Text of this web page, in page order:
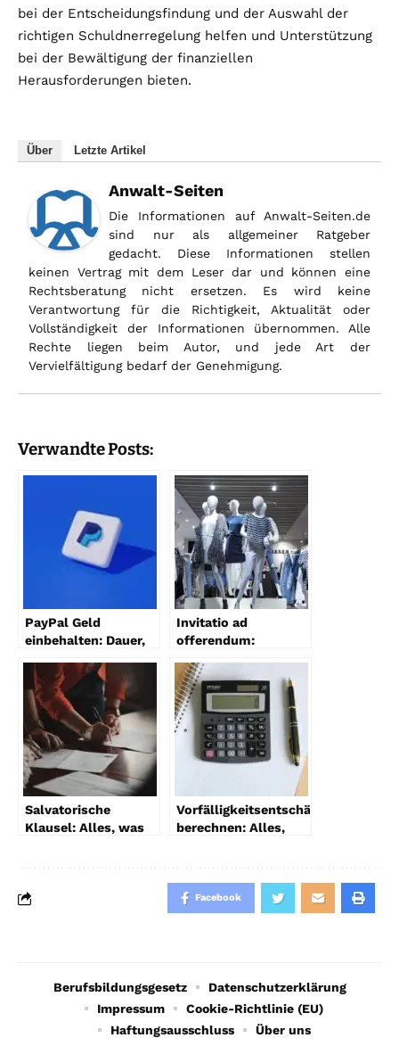
bei der Entscheidungsfindung und der Auswahl der
richtigen Schuldnerregelung helfen und Unterstützung
bei der Bewältigung der finanziellen
Herausforderungen bieten.
Über Letzte Artikel
Anwalt-Seiten
Die Informationen auf Anwalt-Seiten.de
sind nur als allgemeiner Ratgeber
gedacht. Diese Informationen stellen
keinen Vertrag mit dem Leser dar und können eine
Rechtsberatung nicht ersetzen. Es wird keine
Verantwortung für die Richtigkeit, Aktualität oder
Vollständigkeit der Informationen übernommen. Alle
Rechte liegen beim Autor, und jede Art der
Vervielfältigung bedarf der Genehmigung.
Verwandte Posts:
PayPal Geld
einbehalten: Dauer,
Gutschrift erklärt
Invitatio ad
offerendum:
Bedeutung
Salvatorische
Klausel: Alles, was
Vorfälligkeitsentschädigung
berechnen: Alles,
Facebook
Berufsbildungsgesetz
Datenschutzerklärung
Impressum
Cookie-Richtlinie (EU)
Haftungsausschluss
Über uns